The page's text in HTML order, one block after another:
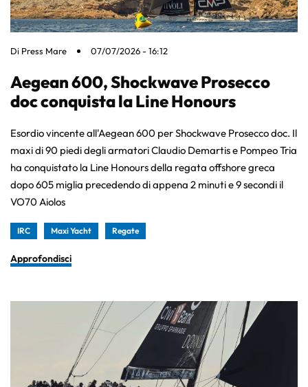
Di Press Mare 07/07/2026 - 16:12
Aegean 600, Shockwave Prosecco
doc conquista la Line Honours
Esordio vincente all'Aegean 600 per Shockwave Prosecco doc. Il
maxi di 90 piedi degli armatori Claudio Demartis e Pompeo Tria
ha conquistato la Line Honours della regata offshore greca
dopo 605 miglia precedendo di appena 2 minuti e 9 secondi il
VO70 Aiolos
IRC Maxi Yacht Regate
Approfondisci